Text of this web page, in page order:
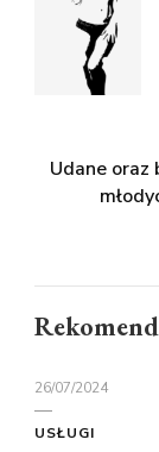
Udane oraz
26/07/2024
USŁUGI